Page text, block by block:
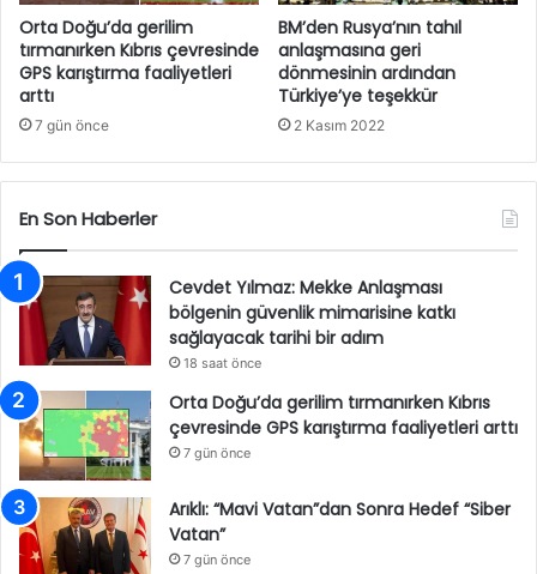
Orta Doğu’da gerilim
tırmanırken Kıbrıs çevresinde
GPS karıştırma faaliyetleri
arttı
7 gün önce
BM’den Rusya’nın tahıl
anlaşmasına geri
dönmesinin ardından
Türkiye’ye teşekkür
2 Kasım 2022
En Son Haberler
Cevdet Yılmaz: Mekke Anlaşması
bölgenin güvenlik mimarisine katkı
sağlayacak tarihi bir adım
18 saat önce
Orta Doğu’da gerilim tırmanırken Kıbrıs
çevresinde GPS karıştırma faaliyetleri arttı
7 gün önce
Arıklı: “Mavi Vatan”dan Sonra Hedef “Siber
Vatan”
7 gün önce